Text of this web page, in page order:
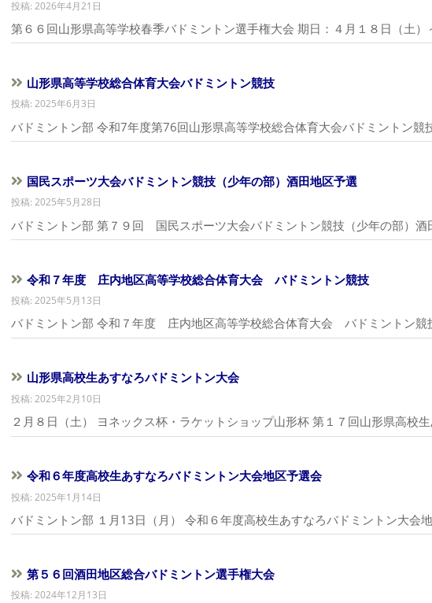
投稿: 2026年4月21日
第６６回山形県高等学校春季バドミントン選手権大会 期日：４月１８日（土
山形県高等学校総合体育大会バドミントン競技
投稿: 2025年6月3日
バドミントン部 令和7年度第76回山形県高等学校総合体育大会バドミントン競
国民スポーツ大会バドミントン競技（少年の部）酒田地区予選
投稿: 2025年5月28日
バドミントン部 第７９回 国民スポーツ大会バドミントン競技（少年の部）酒
令和７年度 庄内地区高等学校総合体育大会 バドミントン競技
投稿: 2025年5月13日
バドミントン部 令和７年度 庄内地区高等学校総合体育大会 バドミントン競
山形県高校生あすなろバドミントン大会
投稿: 2025年2月10日
２月８日（土） ヨネックス杯・ラケットショップ山形杯 第１７回山形県高校
令和６年度高校生あすなろバドミントン大会地区予選会
投稿: 2025年1月14日
バドミントン部 １月13日（月） 令和６年度高校生あすなろバドミントン大会
第５６回酒田地区総合バドミントン選手権大会
投稿: 2024年12月13日